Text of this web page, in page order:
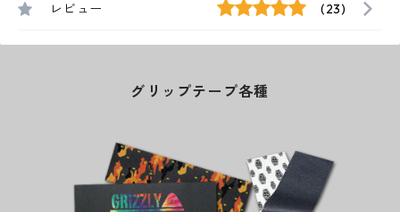
レビュー (23)
グリップテープ各種